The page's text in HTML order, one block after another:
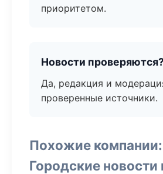
приоритетом.
Новости проверяются?
Да, редакция и
проверенные источники.
Похожие компании:
Городские новости